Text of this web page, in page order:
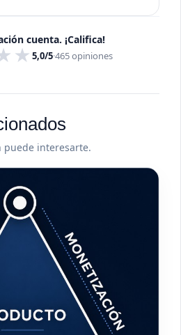
cuenta. ¡Califica!
★ 5,0/5·465opiniones
puede interesarte.